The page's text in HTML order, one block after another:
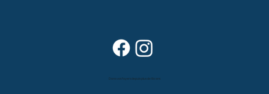
Dans vos foyers depuis plus de 80 ans